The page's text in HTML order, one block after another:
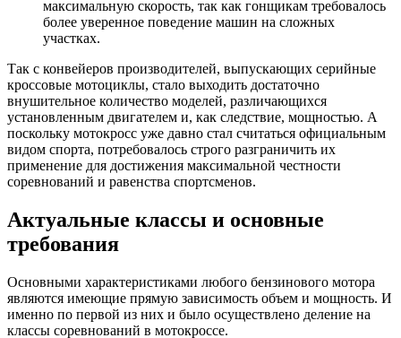
максимальную скорость, так как гонщикам требовалось
более уверенное поведение машин на сложных
участках.
Так с конвейеров производителей, выпускающих серийные
кроссовые мотоциклы, стало выходить достаточно
внушительное количество моделей, различающихся
установленным двигателем и, как следствие, мощностью. А
поскольку мотокросс уже давно стал считаться официальным
видом спорта, потребовалось строго разграничить их
применение для достижения максимальной честности
соревнований и равенства спортсменов.
Актуальные классы и основные
требования
Основными характеристиками любого бензинового мотора
являются имеющие прямую зависимость объем и мощность. И
именно по первой из них и было осуществлено деление на
классы соревнований в мотокроссе.